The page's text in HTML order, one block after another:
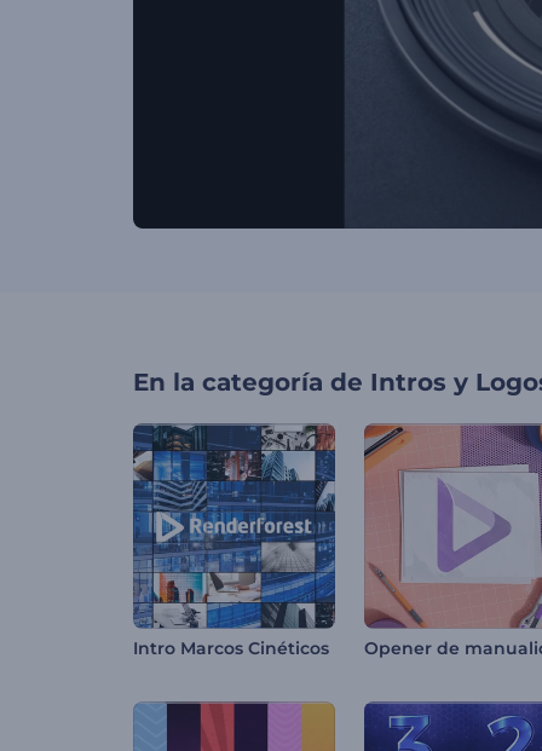
En la categoría de Intros y
Intro Marcos Cinéticos